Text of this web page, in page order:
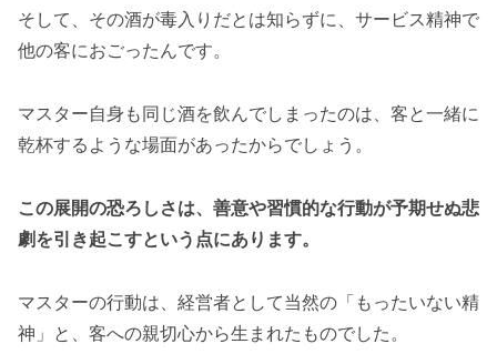
そして、その酒が毒入りだとは知らずに、サービス精神で
他の客におごったんです。
マスター自身も同じ酒を飲んでしまったのは、客と一緒に
乾杯するような場面があったからでしょう。
この展開の恐ろしさは、善意や習慣的な行動が予期せぬ悲
劇を引き起こすという点にあります。
マスターの行動は、経営者として当然の「もったいない精
神」と、客への親切心から生まれたものでした。